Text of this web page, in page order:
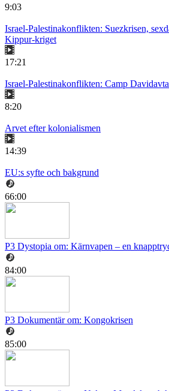
9:03
Israel-Palestinakonflikten: Suezkrisen,
Kippur-kriget
17:21
Israel-Palestinakonflikten: Camp
8:20
Arvet efter kolonialismen
14:39
EU:s syfte och bakgrund
66:00
P3 Dystopia om: Kärnvapen – en
84:00
P3 Dokumentär om: Kongokrisen
85:00